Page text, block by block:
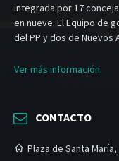
integrada por 17
en nueve. El Equipo de
del PP y dos de Nuevos
Ver más información.
CONTACTO
Plaza de Santa María,